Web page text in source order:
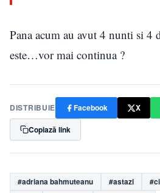
Pana acum au avut 4 nunti si 4
este…vor mai continua ?
DISTRIBUIE Facebook X
Copiază link
#adriana bahmuteanu #astazi